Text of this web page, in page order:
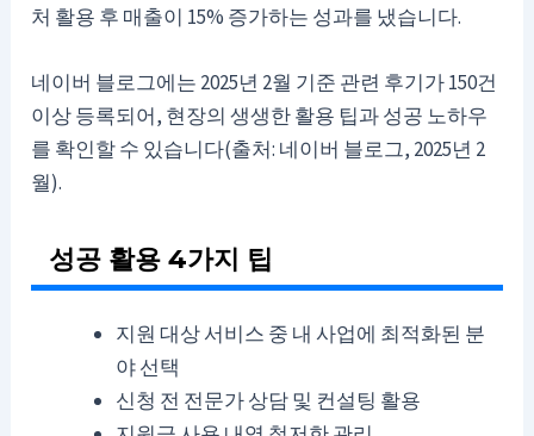
처 활용 후 매출이 15% 증가하는 성과를 냈습니다.
네이버 블로그에는 2025년 2월 기준 관련 후기가 150건
이상 등록되어, 현장의 생생한 활용 팁과 성공 노하우
를 확인할 수 있습니다(출처: 네이버 블로그, 2025년 2
월).
성공 활용 4가지 팁
지원 대상 서비스 중 내 사업에 최적화된 분
야 선택
신청 전 전문가 상담 및 컨설팅 활용